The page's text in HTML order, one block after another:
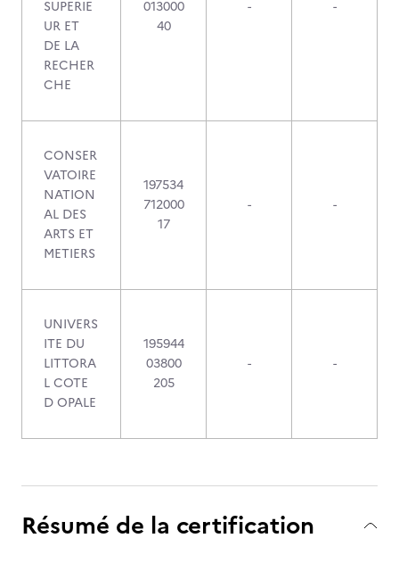
SUPERIE
UR ET
DE LA
RECHER
CHE
013000
40
- -
CONSER
VATOIRE
NATION
AL DES
ARTS ET
METIERS
197534
712000
17
- -
UNIVERS
ITE DU
LITTORA
L COTE
D OPALE
195944
03800
205
- -
Résumé de la certification